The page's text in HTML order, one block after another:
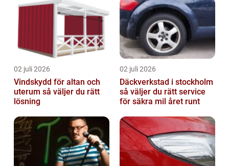
02 juli 2026
Vindskydd för altan och
uterum så väljer du rätt
lösning
02 juli 2026
Däckverkstad i stockholm
så väljer du rätt service
för säkra mil året runt